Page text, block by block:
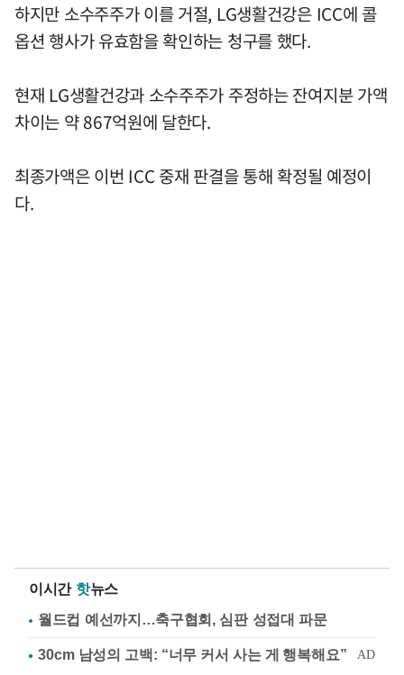
하지만 소수주주가 이를 거절, LG생활건강은 ICC에 콜
옵션 행사가 유효함을 확인하는 청구를 했다.
현재 LG생활건강과 소수주주가 주정하는 잔여지분 가액
차이는 약 867억원에 달한다.
최종가액은 이번 ICC 중재 판결을 통해 확정될 예정이
다.
이시간 핫뉴스
월드컵 예선까지…축구협회, 심판 성접대 파문